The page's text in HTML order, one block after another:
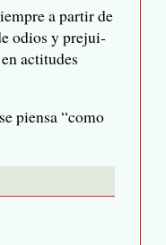
a par­tir de
odios y pre­jui­
acti­tu­des
piensa “como